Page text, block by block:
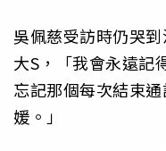
吳佩慈受訪時仍哭
大S，「我會永遠記
忘記那個每次結束
媛。」